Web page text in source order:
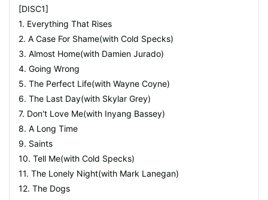
[DISC1]
1. Everything That Rises
2. A Case For Shame(with Cold Specks)
3. Almost Home(with Damien Jurado)
4. Going Wrong
5. The Perfect Life(with Wayne Coyne)
6. The Last Day(with Skylar Grey)
7. Don't Love Me(with Inyang Bassey)
8. A Long Time
9. Saints
10. Tell Me(with Cold Specks)
11. The Lonely Night(with Mark Lanegan)
12. The Dogs